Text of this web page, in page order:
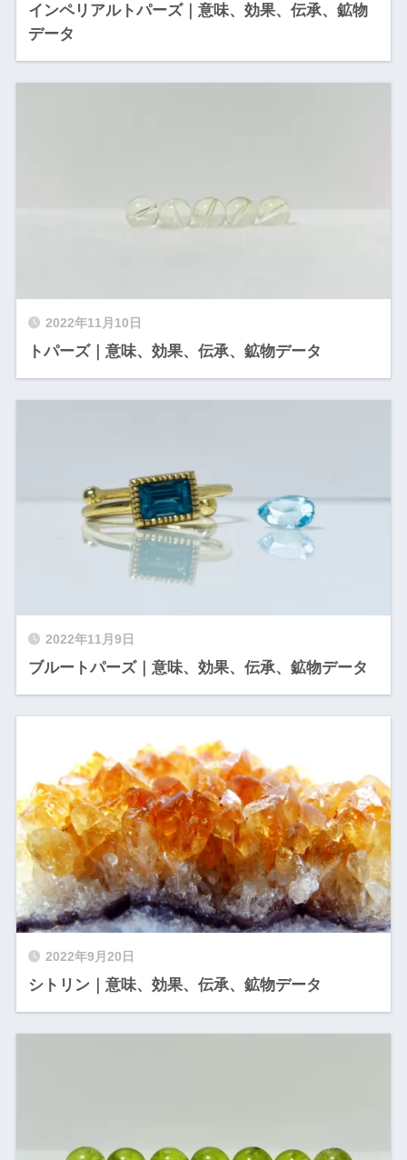
インペリアルトパーズ｜意味、効果、伝承、鉱物
データ
2022年11月10日
トパーズ｜意味、効果、伝承、鉱物データ
2022年11月9日
ブルートパーズ｜意味、効果、伝承、鉱物データ
2022年9月20日
シトリン｜意味、効果、伝承、鉱物データ